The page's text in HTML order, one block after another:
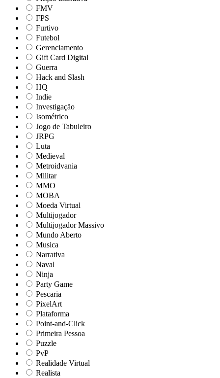
FMV
FPS
Furtivo
Futebol
Gerenciamento
Gift Card Digital
Guerra
Hack and Slash
HQ
Indie
Investigação
Isométrico
Jogo de Tabuleiro
JRPG
Luta
Medieval
Metroidvania
Militar
MMO
MOBA
Moeda Virtual
Multijogador
Multijogador Massivo
Mundo Aberto
Musica
Narrativa
Naval
Ninja
Party Game
Pescaria
PixelArt
Plataforma
Point-and-Click
Primeira Pessoa
Puzzle
PvP
Realidade Virtual
Realista